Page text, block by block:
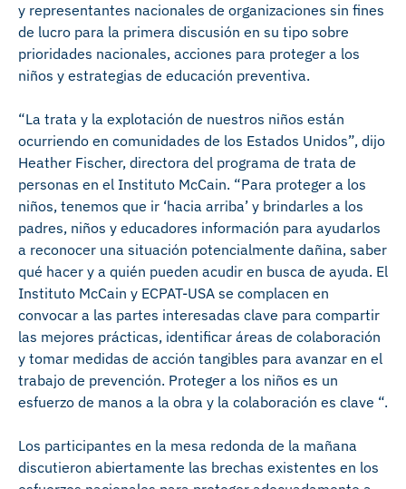
y representantes nacionales de organizaciones sin fines
de lucro para la primera discusión en su tipo sobre
prioridades nacionales, acciones para proteger a los
niños y estrategias de educación preventiva.
“La trata y la explotación de nuestros niños están
ocurriendo en comunidades de los Estados Unidos”, dijo
Heather Fischer, directora del programa de trata de
personas en el Instituto McCain. “Para proteger a los
niños, tenemos que ir ‘hacia arriba’ y brindarles a los
padres, niños y educadores información para ayudarlos
a reconocer una situación potencialmente dañina, saber
qué hacer y a quién pueden acudir en busca de ayuda. El
Instituto McCain y ECPAT-USA se complacen en
convocar a las partes interesadas clave para compartir
las mejores prácticas, identificar áreas de colaboración
y tomar medidas de acción tangibles para avanzar en el
trabajo de prevención. Proteger a los niños es un
esfuerzo de manos a la obra y la colaboración es clave “.
Los participantes en la mesa redonda de la mañana
discutieron abiertamente las brechas existentes en los